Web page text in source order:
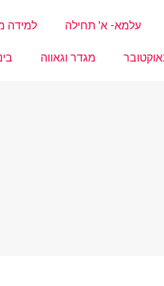
עלמא- א' תחילה למידה
מגדר וגאווה